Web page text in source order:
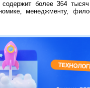
содержит более 364
менеджменту,